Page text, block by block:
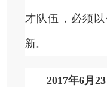
才队伍，必须
新。
2017年6月23